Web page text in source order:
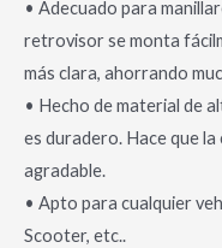
• Adecuado para
retrovisor se monta
más clara, ahorrando
• Hecho de material de
es duradero. Hace que
agradable.
• Apto para cualquier
Scooter, etc..